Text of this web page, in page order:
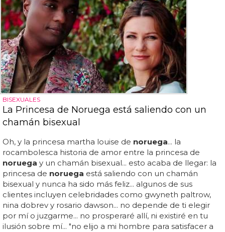
BISEXUALES
La Princesa de Noruega está saliendo con un
chamán bisexual
Oh, y la princesa martha louise de noruega... la
rocambolesca historia de amor entre la princesa de
noruega y un chamán bisexual... esto acaba de llegar: la
princesa de noruega está saliendo con un chamán
bisexual y nunca ha sido más feliz... algunos de sus
clientes incluyen celebridades como gwyneth paltrow,
nina dobrev y rosario dawson... no depende de ti elegir
por mí o juzgarme... no prosperaré allí, ni existiré en tu
ilusión sobre mí... "no elijo a mi hombre para satisfacer a